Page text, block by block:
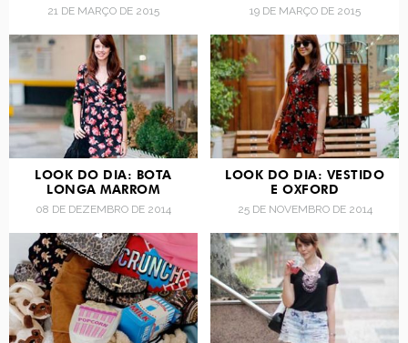
21 DE MARÇO DE 2015
19 DE MARÇO DE 2015
LOOK DO DIA: BOTA
LONGA MARROM
08 DE DEZEMBRO DE 2014
LOOK DO DIA: VESTIDO
E OXFORD
25 DE NOVEMBRO DE 2014